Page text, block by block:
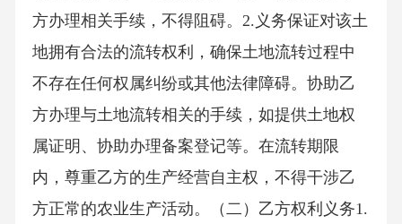
方办理相关手续，不得阻碍。2.义务保证对该土
地拥有合法的流转权利，确保土地流转过程中
不存在任何权属纠纷或其他法律障碍。协助乙
方办理与土地流转相关的手续，如提供土地权
属证明、协助办理备案登记等。在流转期限
内，尊重乙方的生产经营自主权，不得干涉乙
方正常的农业生产活动。（二）乙方权利义务1.